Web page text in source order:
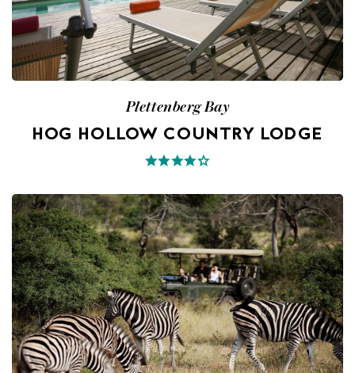
Plettenberg Bay
HOG HOLLOW COUNTRY LODGE